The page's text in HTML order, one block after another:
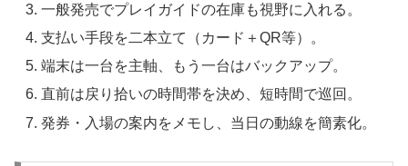
一般発売でプレイガイドの在庫も視野に入れる。
支払い手段を二本立て（カード＋QR等）。
端末は一台を主軸、もう一台はバックアップ。
直前は戻り拾いの時間帯を決め、短時間で巡回。
発券・入場の案内をメモし、当日の動線を簡素化。